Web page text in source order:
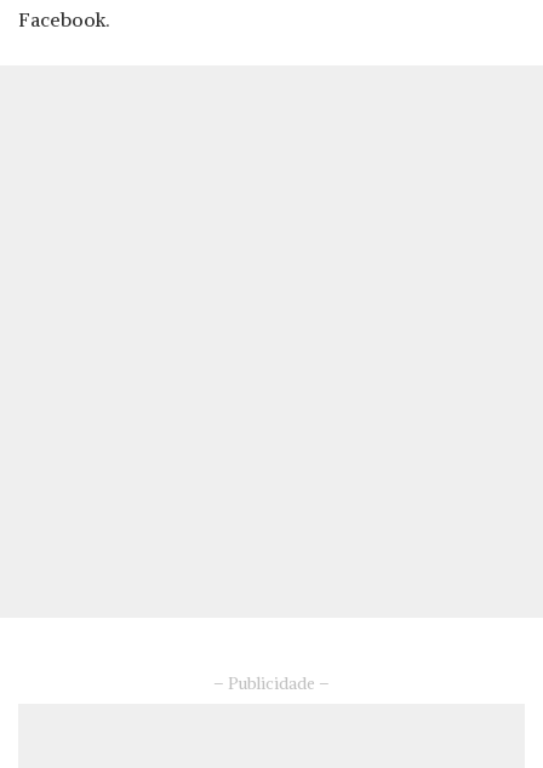
Facebook.
– Publicidade –